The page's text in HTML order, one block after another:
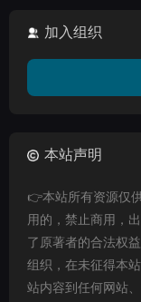
加入组织
本站声明
👉本站所有资源仅
用的，禁止商用，
了原著者的合法权
组织，在未征得本
站内容到任何网站